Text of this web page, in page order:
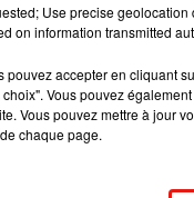
par Yangzhou à
à l’épidémie de
et https://t.co/
January 28, 2020
Use precise
on information transmitted
pouvez accepter en cliquant
choix". Vous pouvez
Vous pouvez mettre à jour
chaque page.